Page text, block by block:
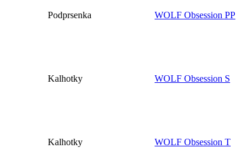
Podprsenka WOLF Obsession PP
Kalhotky WOLF Obsession S
Kalhotky WOLF Obsession T